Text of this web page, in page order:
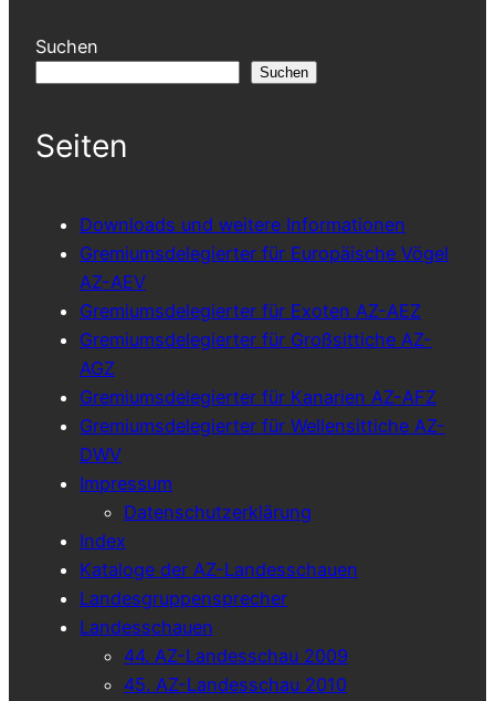
Suchen
Suchen
Seiten
Downloads und weitere Informationen
Gremiumsdelegierter für Europäische Vögel
AZ-AEV
Gremiumsdelegierter für Exoten AZ-AEZ
Gremiumsdelegierter für Großsittiche AZ-
AGZ
Gremiumsdelegierter für Kanarien AZ-AFZ
Gremiumsdelegierter für Wellensittiche AZ-
DWV
Impressum
Datenschutzerklärung
Index
Kataloge der AZ-Landesschauen
Landesgruppensprecher
Landesschauen
44. AZ-Landesschau 2009
45. AZ-Landesschau 2010